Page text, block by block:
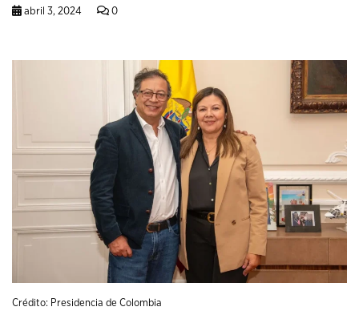
abril 3, 2024
0
Crédito: Presidencia de Colombia